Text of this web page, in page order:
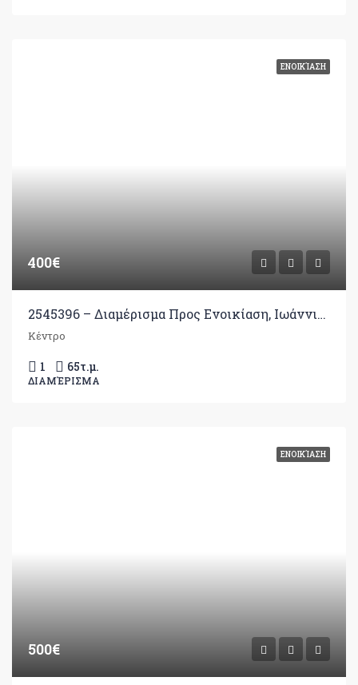
ΕΝΟΙΚΊΑΣΗ
400€
2545396 – Διαμέρισμα Προς Ενοικίαση, Ιωάννινα, 65 τ.μ., €400
Κέντρο
1 65τ.μ.
ΔΙΑΜΈΡΙΣΜΑ
ΕΝΟΙΚΊΑΣΗ
500€